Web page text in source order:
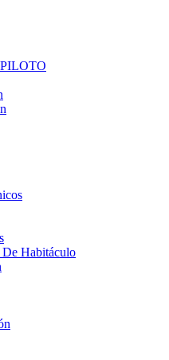
Habitáculo